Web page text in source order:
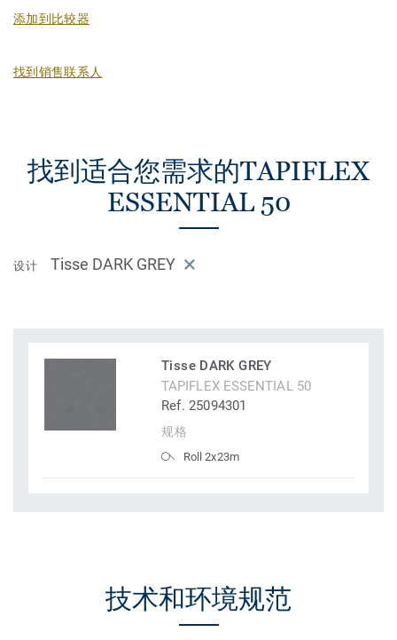
添加到比较器
找到销售联系人
找到适合您需求的TAPIFLEX
ESSENTIAL 50
设计 Tisse DARK GREY
Tisse DARK GREY
TAPIFLEX ESSENTIAL 50
Ref. 25094301
规格
Roll 2x23m
技术和环境规范